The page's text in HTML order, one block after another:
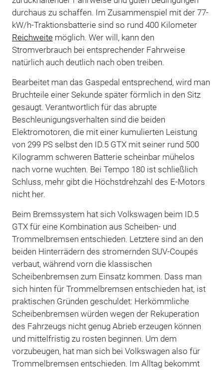
durchaus zu schaffen. Im Zusammenspiel mit der 77-
kW/h-Traktionsbatterie sind so rund 400 Kilometer
Reichweitemöglich. Wer will, kann den
Stromverbrauch bei entsprechender Fahrweise
natürlich auch deutlich nach oben treiben.
Bearbeitet man das Gaspedal entsprechend, wird man
Bruchteile einer Sekunde später förmlich in den Sitz
gesaugt. Verantwortlich für das abrupte
Beschleunigungsverhalten sind die beiden
Elektromotoren, die mit einer kumulierten Leistung
von 299 PS selbst den ID.5 GTX mit seiner rund 500
Kilogramm schweren Batterie scheinbar mühelos
nach vorne wuchten. Bei Tempo 180 ist schließlich
Schluss, mehr gibt die Höchstdrehzahl des E-Motors
nicht her.
Beim Bremssystem hat sich Volkswagen beim ID.5
GTX für eine Kombination aus Scheiben- und
Trommelbremsen entschieden. Letztere sind an den
beiden Hinterrädern des stromernden SUV-Coupés
verbaut, während vorn die klassischen
Scheibenbremsen zum Einsatz kommen. Dass man
sich hinten für Trommelbremsen entschieden hat, ist
praktischen Gründen geschuldet: Herkömmliche
Scheibenbremsen würden wegen der Rekuperation
des Fahrzeugs nicht genug Abrieb erzeugen können
und mittelfristig zu rosten beginnen. Um dem
vorzubeugen, hat man sich bei Volkswagen also für
Trommelbremsen entschieden. Im Alltag bekommt